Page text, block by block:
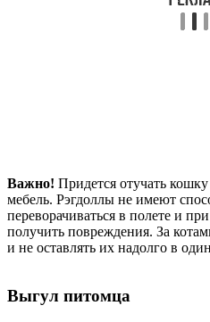
Важно! Придется отучать
мебель. Рэгдоллы не имеют
переворачиваться в полете и
получить повреждения. За
и не оставлять их надолго в
Выгул питомца